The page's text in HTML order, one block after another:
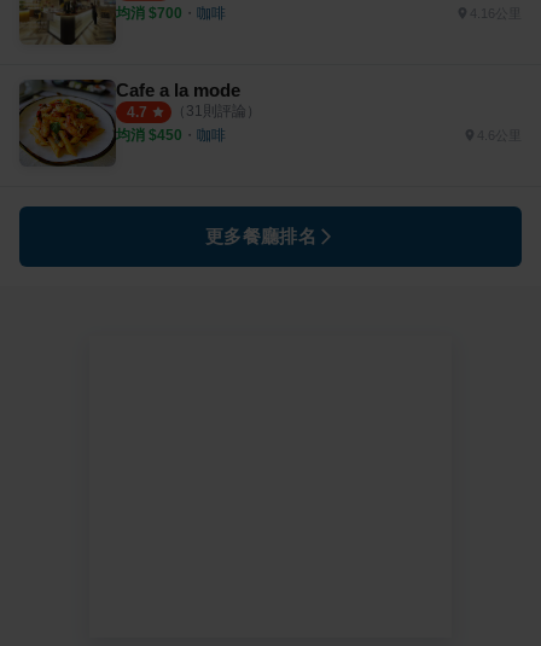
均消 $700 ・ 咖啡 4.16公里
Cafe a la mode
4.7 （ 31 則評論）
均消 $450 ・ 咖啡 4.6公里
更多餐廳排名